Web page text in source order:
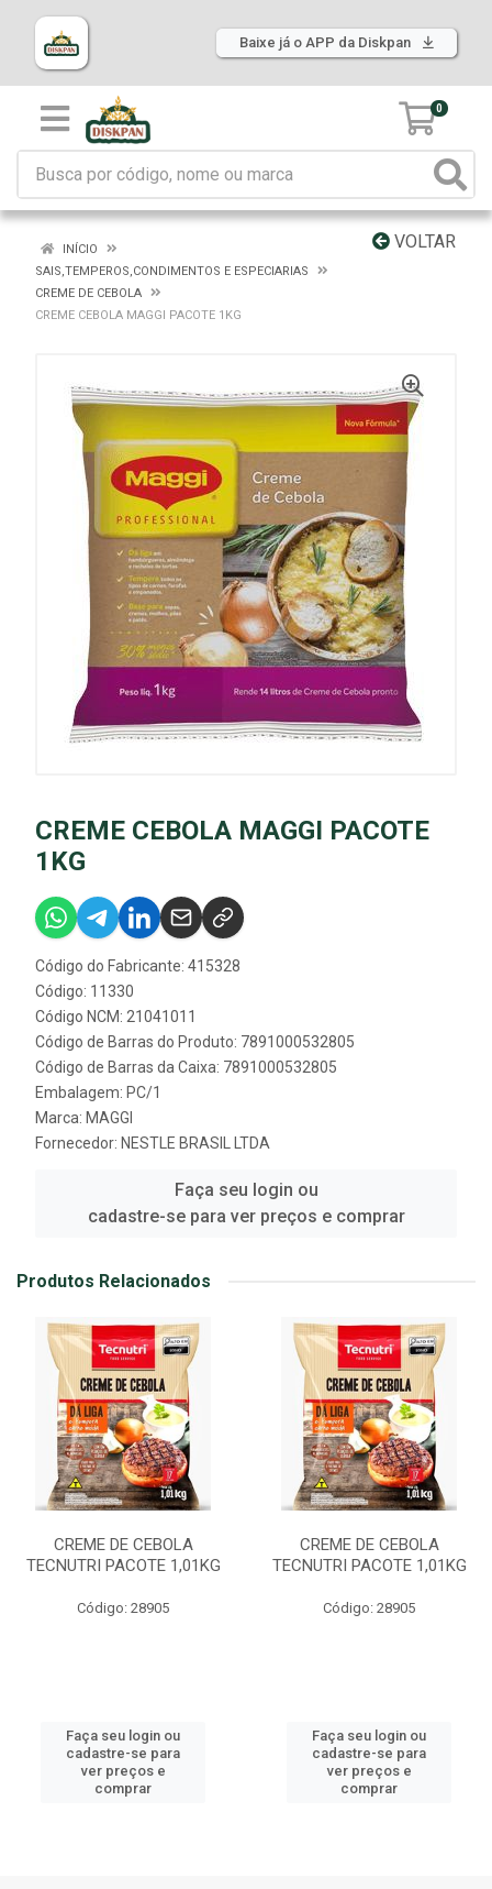
Baixe já o APP da Diskpan
0
VOLTAR
INÍCIO
SAIS,TEMPEROS,CONDIMENTOS E ESPECIARIAS
CREME DE CEBOLA
CREME CEBOLA MAGGI PACOTE 1KG
CREME CEBOLA MAGGI PACOTE
1KG
Código do Fabricante: 415328
Código: 11330
Código NCM: 21041011
Código de Barras do Produto: 7891000532805
Código de Barras da Caixa: 7891000532805
Embalagem: PC/1
Marca: MAGGI
Fornecedor: NESTLE BRASIL LTDA
Faça seu login ou
cadastre-se para ver preços e comprar
Produtos Relacionados
CREME DE CEBOLA
TECNUTRI PACOTE 1,01KG
Código: 28905
Faça seu login ou
cadastre-se para
ver preços e
comprar
CREME DE CEBOLA
TECNUTRI PACOTE 1,01KG
Código: 28905
Faça seu login ou
cadastre-se para
ver preços e
comprar